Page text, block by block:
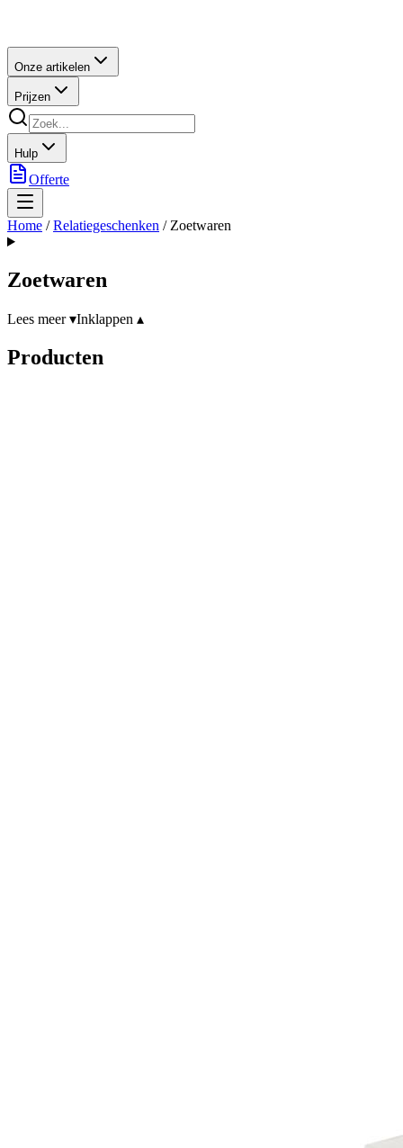
Onze artikelen
Prijzen
Hulp
Offerte
Home /Relatiegeschenken / Zoetwaren
Zoetwaren
Lees meer ▾Inklappen ▴
Producten